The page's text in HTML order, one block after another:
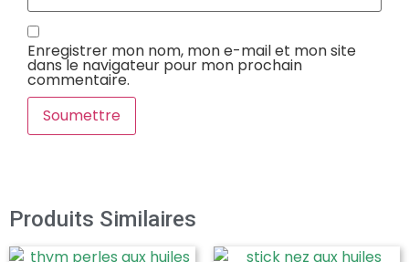
Enregistrer mon nom, mon e-mail et mon site
dans le navigateur pour mon prochain
commentaire.
Produits Similaires